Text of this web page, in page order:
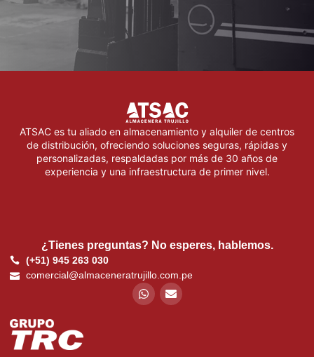
ATSAC es tu aliado en almacenamiento y alquiler de centros
de distribución, ofreciendo soluciones seguras, rápidas y
personalizadas, respaldadas por más de 30 años de
experiencia y una infraestructura de primer nivel.
¿Tienes preguntas? No esperes, hablemos.
(+51) 945 263 030
comercial@almaceneratrujillo.com.pe